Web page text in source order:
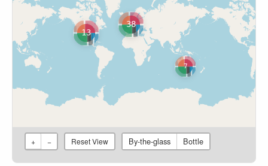
7
13
38
+ − Reset View By-the-glass Bottle